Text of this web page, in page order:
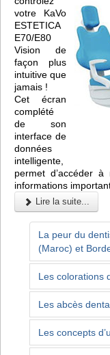
votre KaVo
ESTETICA
E70/E80
Vision de
façon plus
intuitive que
jamais !
Cet écran
complété
de son
interface de
données
intelligente,
permet d’accéder
informations
Lire la suite...
La peur du
(Maroc) et
Les colorations
Les abcès
Les concepts